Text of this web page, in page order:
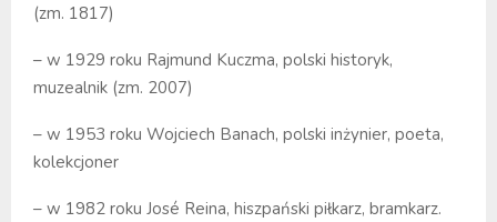
(zm. 1817)
– w 1929 roku Rajmund Kuczma, polski historyk,
muzealnik (zm. 2007)
– w 1953 roku Wojciech Banach, polski inżynier, poeta,
kolekcjoner
– w 1982 roku José Reina, hiszpański piłkarz, bramkarz.